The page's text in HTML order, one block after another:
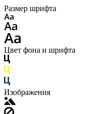
Размер шрифта
Цвет фона и шрифта
Изображения